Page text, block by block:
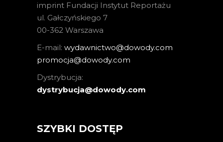
imprint Fundacji Instytut Reportażu
ul. Gałczyńskiego 7
00-362 Warszawa
E-mail: wydawnictwo@dowody.com
promocja@dowody.com
Dystrybucja:
dystrybucja@dowody.com
SZYBKI DOSTĘP